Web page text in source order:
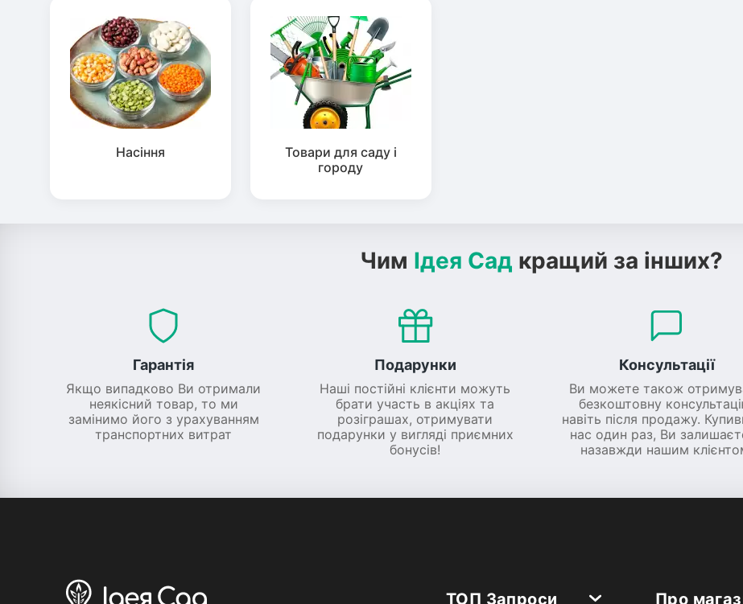
Насіння
Товари для саду і
городу
Чим Ідея Сад кращий за інших?
Гарантія
Якщо випадково Ви отримали
неякісний товар, то ми
замінимо його з урахуванням
транспортних витрат
Подарунки
Наші постійні клієнти можуть
брати участь в акціях та
розіграшах, отримувати
подарунки у вигляді приємних
бонусів!
Консультації
Ви можете також
безкоштовну
навіть після продажу.
нас один раз, Ви
назавжди нашим
ТОП Запроси Про